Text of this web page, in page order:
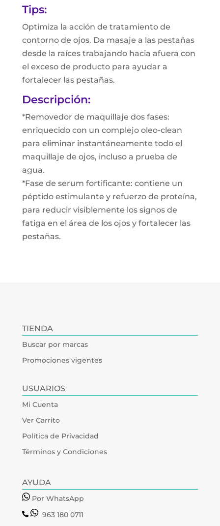
Tips:
Optimiza la acción de tratamiento de
contorno de ojos. Da masaje a las pestañas
desde la raíces trabajando hacia afuera con
el exceso de producto para ayudar a
fortalecer las pestañas.
Descripción:
*Removedor de maquillaje dos fases:
enriquecido con un complejo oleo-clean
para eliminar instantáneamente todo el
maquillaje de ojos, incluso a prueba de
agua.
*Fase de serum fortificante: contiene un
péptido estimulante y refuerzo de proteína,
para reducir visiblemente los signos de
fatiga en el área de los ojos y fortalecer las
pestañas.
TIENDA
Buscar por marcas
Promociones vigentes
USUARIOS
Mi Cuenta
Ver Carrito
Política de Privacidad
Términos y Condiciones
AYUDA
Por WhatsApp
963 180 0711